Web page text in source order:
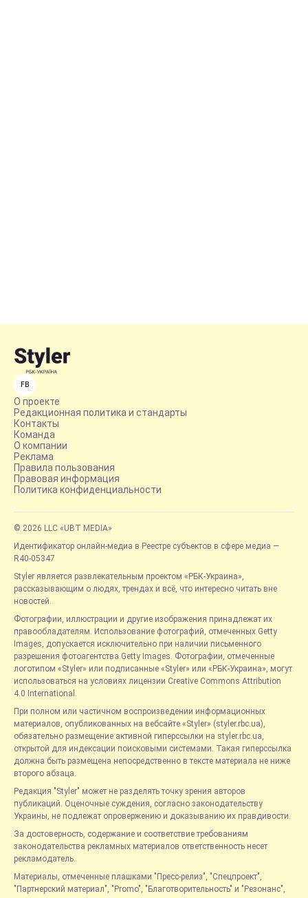
FB
О проекте
Редакционная политика и стандарты
Контакты
Команда
О компании
Реклама
Правила пользования
Правовая информация
Политика конфиденциальности
© 2026 LLC «UBT MEDIA»
Идентификатор онлайн-медиа в Реестре субъектов в сфере медиа —
R40-05347
Styler является развлекательным проектом «РБК-Украина»,
рассказывающим о людях, трендах и всё, что интересно читать вне
новостей.
Фотографии, иллюстрации и другие изображения принадлежат их
правообладателям. Использование фотографий, отмеченных Getty
Images, допускается исключительно при наличии письменного
разрешения фотоагентства Getty Images. Фотографии, отмеченные
логотипом «Styler» или подписанные «Styler» или «РБК-Украина», могут
использоваться на условиях лицензии Creative Commons Attribution
4.0 International.
При полном или частичном воспроизведении информационных
материалов, опубликованных на вебсайте «Styler» (styler.rbc.ua),
обязательно размещение активной гиперссылки на styler.rbc.ua,
открытой для индексации поисковыми системами. Такая гиперссылка
должна быть размещена непосредственно в тексте материала не ниже
второго абзаца.
Редакция "Styler" может не разделять точку зрения авторов
публикаций. Оценочные суждения, согласно законодательству
Украины, не подлежат опровержению и доказыванию их правдивости.
За достоверность, содержание и соответствие требованиям
законодательства рекламных материалов ответственность несет
рекламодатель.
Материалы, отмеченные плашками "Пресс-релиз", "Спецпроект",
"Партнерский материал", "Promo", "Благотворительность" и "Резонанс",